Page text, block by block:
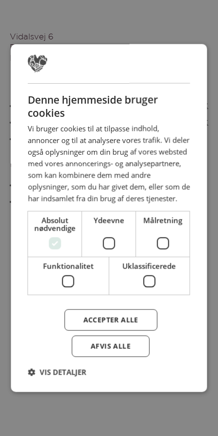
Vidalsvej 6
DK-9230 Svenstrup
Denmark
Besøg vores messesites
Cateringmesse Nord Cateringmesse Midt
Cateringmesse Øst
Cateringmesse Thy
Information
Cookiepolitk
Persondatapolitik
© Dansk Cater A/S - All rights reserved
Denne hjemmeside bruger
cookies
Vi bruger cookies til at tilpasse indhold,
annoncer og til at analysere vores trafik. Vi deler
også oplysninger om din brug af vores websted
med vores annoncerings- og analysepartnere,
som kan kombinere dem med andre
oplysninger, som du har givet dem, eller som de
har indsamlet fra din brug af deres tjenester.
Absolut
nødvendige
Ydeevne Målretning
Funktionalitet Uklassificerede
ACCEPTER ALLE
AFVIS ALLE
VIS DETALJER